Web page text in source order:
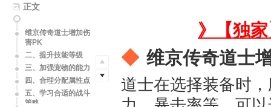
》【独
维京传奇道士
道士在选择装备时
正文
维京传奇道士增加伤
害PK
二、提升技能等级
三、加强宠物的能力
四、合理分配属性点
五、学习合适的战斗
策略